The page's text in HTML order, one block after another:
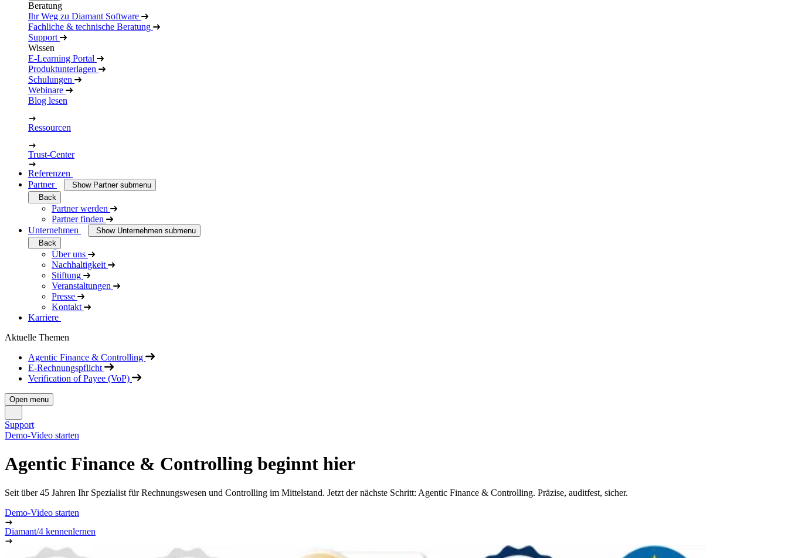
Beratung
Ihr Weg zu Diamant Software
Fachliche & technische Beratung
Support
Wissen
E-Learning Portal
Produktunterlagen
Schulungen
Webinare
Blog lesen
Ressourcen
Trust-Center
Referenzen
Partner
Show Partner submenu
Back
Partner werden
Partner finden
Unternehmen
Show Unternehmen submenu
Back
Über uns
Nachhaltigkeit
Stiftung
Veranstaltungen
Presse
Kontakt
Karriere
Aktuelle Themen
Agentic Finance & Controlling
E-Rechnungspflicht
Verification of Payee (VoP)
Open menu
Support
Demo-Video starten
Agentic Finance & Controlling beginnt hier
Seit über 45 Jahren Ihr Spezialist für Rechnungswesen und Controlling im Mittelstand. Jetzt der nächste Schritt: Agentic Finance & Controlling. Präzise, auditfest, sicher.
Demo-Video starten
Diamant/4 kennenlernen